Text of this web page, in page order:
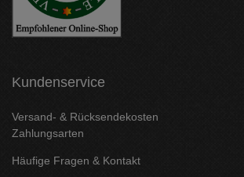
Kundenservice
Versand- & Rücksendekosten
Zahlungsarten
Häufige Fragen & Kontakt